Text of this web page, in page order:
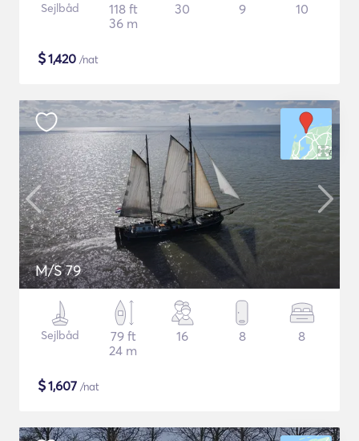
Sejlbåd
118 ft
36 m
30 9 10
$1,420 /nat
M/S 79
Sejlbåd
79 ft
24 m
16 8 8
$1,607 /nat